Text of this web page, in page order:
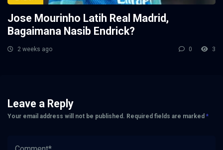
Jose Mourinho Latih Real Madrid,
Bagaimana Nasib Endrick?
2 weeks ago 0 3
Leave a Reply
Your email address will not be published. Required fields are marked *